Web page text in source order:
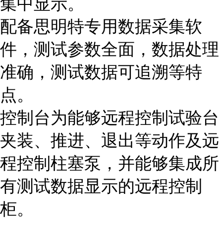
配备思明特专用数据采集软
件，测试参数全面，数据处理
准确，测试数据可追溯等特
点。
控制台为能够远程控制试验台
夹装、推进、退出等动作及远
程控制柱塞泵，并能够集成所
有测试数据显示的远程控制
柜。